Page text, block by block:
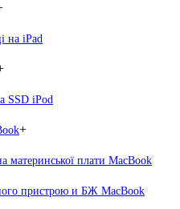
на iPad
SSD iPod
+
материнської плати MacBook
пристрою и БЖ MacBook